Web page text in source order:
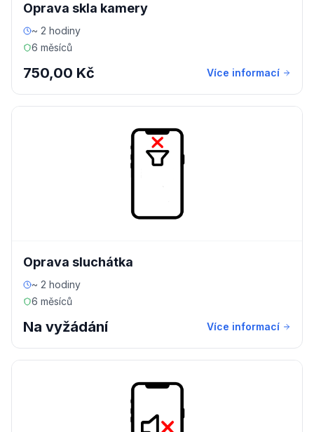
Oprava skla kamery
~ 2 hodiny
6 měsíců
750,00 Kč Více informací
Oprava sluchátka
~ 2 hodiny
6 měsíců
Na vyžádání Více informací